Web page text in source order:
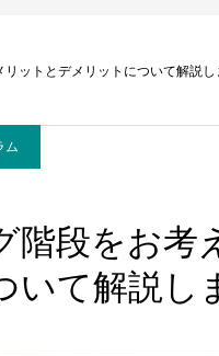
ットとデメリットについて解説し
ム
階段をお考
いて解説し